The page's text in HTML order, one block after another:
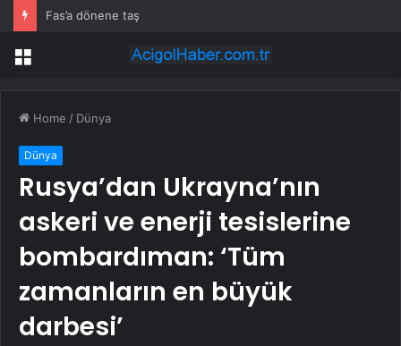
Fas’a dönene taş
Menu
Home / Dünya
Dünya
Rusya’dan Ukrayna’nın
askeri ve enerji tesislerine
bombardıman: ‘Tüm
zamanların en büyük
darbesi’